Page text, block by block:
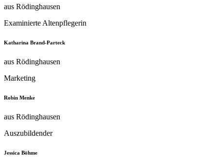
aus Rödinghausen
Examinierte Altenpflegerin
Katharina Brand-Parteck
aus Rödinghausen
Marketing
Robin Menke
aus Rödinghausen
Auszubildender
Jessica Böhme